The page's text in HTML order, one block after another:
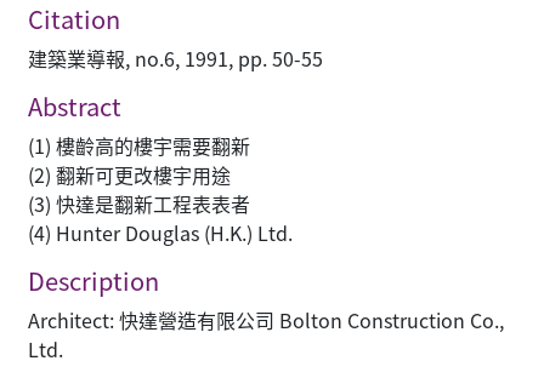
Citation
建築業導報, no.6, 1991, pp. 50-55
Abstract
(1) 樓齡高的樓宇需要翻新
(2) 翻新可更改樓宇用途
(3) 快達是翻新工程表表者
(4) Hunter Douglas (H.K.) Ltd.
Description
Architect: 快達營造有限公司 Bolton Construction Co.,
Ltd.